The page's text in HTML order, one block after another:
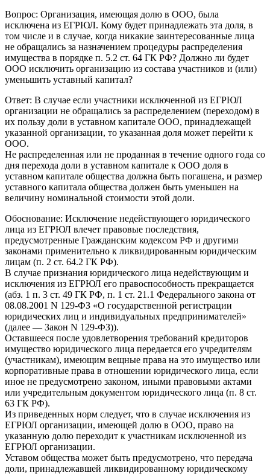
Вопрос: Организация, имеющая долю в ООО, была
исключена из ЕГРЮЛ. Кому будет принадлежать эта доля, в
том числе и в случае, когда никакие заинтересованные лица
не обращались за назначением процедуры распределения
имущества в порядке п. 5.2 ст. 64 ГК РФ? Должно ли будет
ООО исключить организацию из состава участников и (или)
уменьшить уставный капитал?
Ответ: В случае если участники исключенной из ЕГРЮЛ
организации не обращались за распределением (переходом) в
их пользу доли в уставном капитале ООО, принадлежащей
указанной организации, то указанная доля может перейти к
ООО.
Не распределенная или не проданная в течение одного года со
дня перехода доли в уставном капитале к ООО доля в
уставном капитале общества должна быть погашена, и размер
уставного капитала общества должен быть уменьшен на
величину номинальной стоимости этой доли.
Обоснование: Исключение недействующего юридического
лица из ЕГРЮЛ влечет правовые последствия,
предусмотренные Гражданским кодексом РФ и другими
законами применительно к ликвидированным юридическим
лицам (п. 2 ст. 64.2 ГК РФ).
В случае признания юридического лица недействующим и
исключения из ЕГРЮЛ его правоспособность прекращается
(абз. 1 п. 3 ст. 49 ГК РФ, п. 1 ст. 21.1 Федерального закона от
08.08.2001 N 129-ФЗ «О государственной регистрации
юридических лиц и индивидуальных предпринимателей»
(далее — Закон N 129-ФЗ)).
Оставшееся после удовлетворения требований кредиторов
имущество юридического лица передается его учредителям
(участникам), имеющим вещные права на это имущество или
корпоративные права в отношении юридического лица, если
иное не предусмотрено законом, иными правовыми актами
или учредительным документом юридического лица (п. 8 ст.
63 ГК РФ).
Из приведенных норм следует, что в случае исключения из
ЕГРЮЛ организации, имеющей долю в ООО, право на
указанную долю переходит к участникам исключенной из
ЕГРЮЛ организации.
Уставом общества может быть предусмотрено, что передача
доли, принадлежавшей ликвидированному юридическому